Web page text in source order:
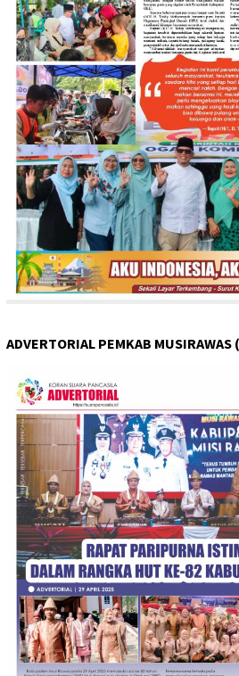
ADVERTORIAL PEMKAB MUSIRAWAS